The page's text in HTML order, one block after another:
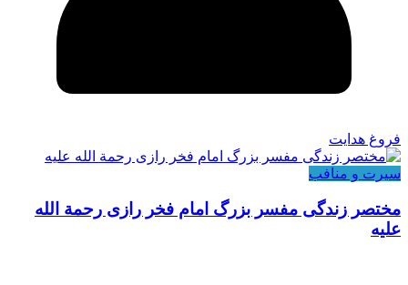
فروغ هدایت
سیرت و منافب
مختصر زندگی مفسر بزرگ امام فخر رازی رحمة الله
علیه